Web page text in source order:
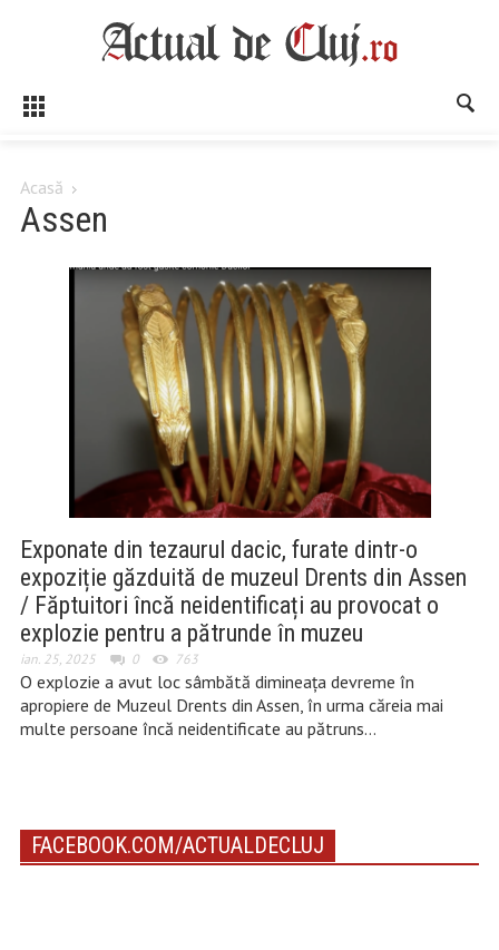
Acasă
Assen
Exponate din tezaurul dacic, furate dintr-o
expoziție găzduită de muzeul Drents din Assen
/ Făptuitori încă neidentificați au provocat o
explozie pentru a pătrunde în muzeu
ian. 25, 2025 0 763
O explozie a avut loc sâmbătă dimineața devreme în
apropiere de Muzeul Drents din Assen, în urma căreia mai
multe persoane încă neidentificate au pătruns…
FACEBOOK.COM/ACTUALDECLUJ